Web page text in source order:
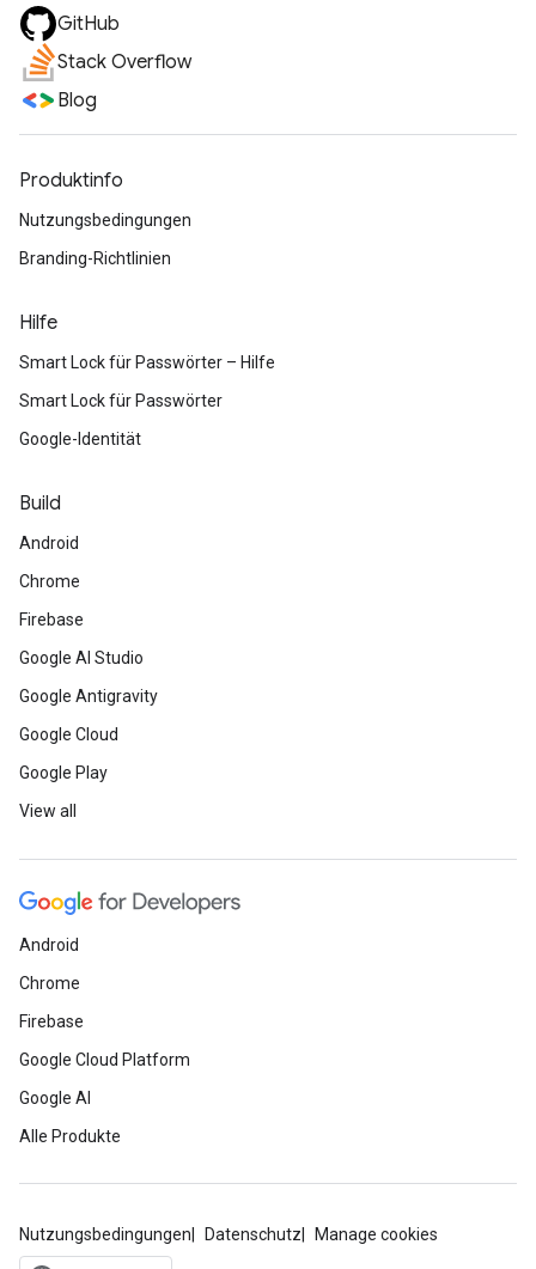
GitHub
Stack Overflow
Blog
Produktinfo
Nutzungsbedingungen
Branding-Richtlinien
Hilfe
Smart Lock für Passwörter – Hilfe
Smart Lock für Passwörter
Google-Identität
Build
Android
Chrome
Firebase
Google AI Studio
Google Antigravity
Google Cloud
Google Play
View all
Android
Chrome
Firebase
Google Cloud Platform
Google AI
Alle Produkte
Nutzungsbedingungen Datenschutz Manage cookies